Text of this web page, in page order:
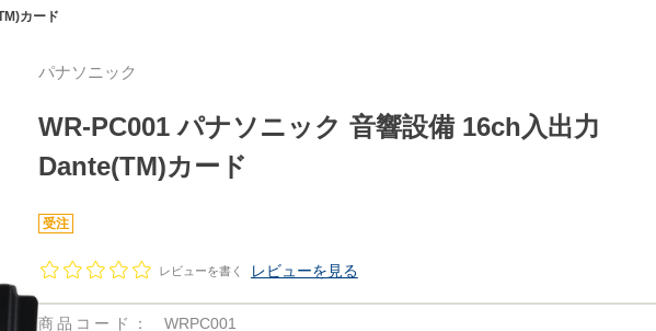
カード
パナソニック
WR-PC001 パナソニック 音響設備 16ch入出力
Dante(TM)カード
受注
レビューを書く レビューを見る
商品コード：
WRPC001